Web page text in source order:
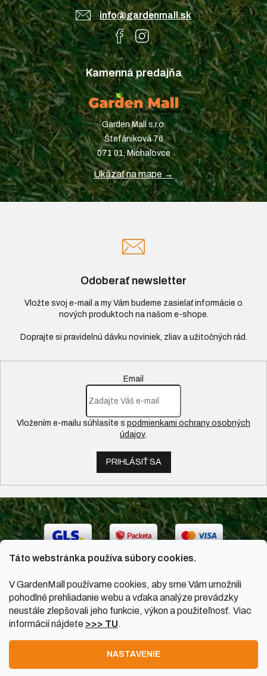
Táto webstránka používa súbory cookies.
V GardenMall používame cookies, aby sme Vám umožnili
pohodlné prehliadanie webu a vďaka analýze prevádzky
neustále zlepšovali jeho funkcie, výkon a použiteľnosť. Viac
informácií nájdete >>> TU.
NASTAVENIE
info@gardenmall.sk
Kamenná predajňa
Garden Mall s.r.o.
Štefániková 76
071 01, Michalovce
Ukázať na mape →
Odoberať newsletter
Vložte svoj e-mail a my Vám budeme zasielať informácie o
nových produktoch na našom e-shope.
Email
Vložením e-mailu súhlasíte s podmienkami ochrany osobných
údajov
PRIHLÁSIŤ SA